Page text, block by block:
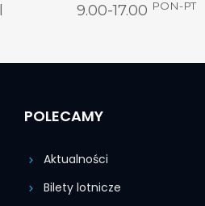
9.00-17.00 PON-PT
POLECAMY
Aktualności
Bilety lotnicze